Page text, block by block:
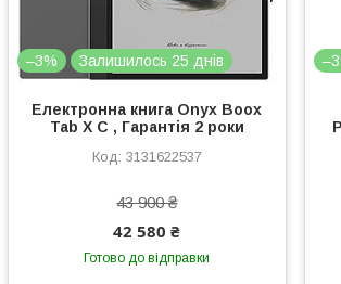
–3% Залишилось 25 днів
Електронна книга Onyx Boox
Tab X C , Гарантія 2 роки
3131622537
43 900 ₴
42 580 ₴
Готово до відправки